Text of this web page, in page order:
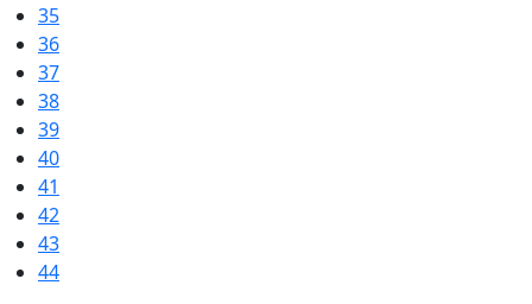
35
36
37
38
39
40
41
42
43
44